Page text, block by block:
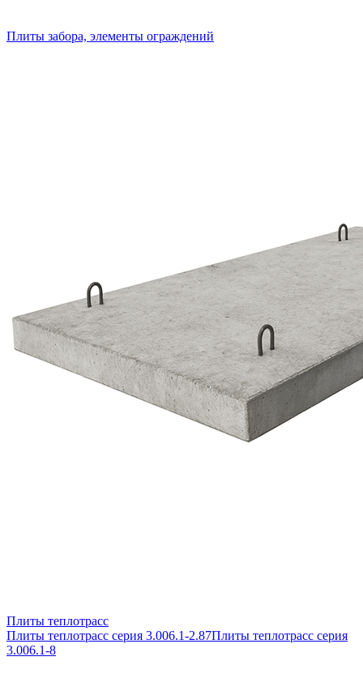
Плиты забора, элементы ограждений
Плиты теплотрасс
Плиты теплотрасс серия 3.006.1-2.87Плиты теплотрасс серия
3.006.1-8